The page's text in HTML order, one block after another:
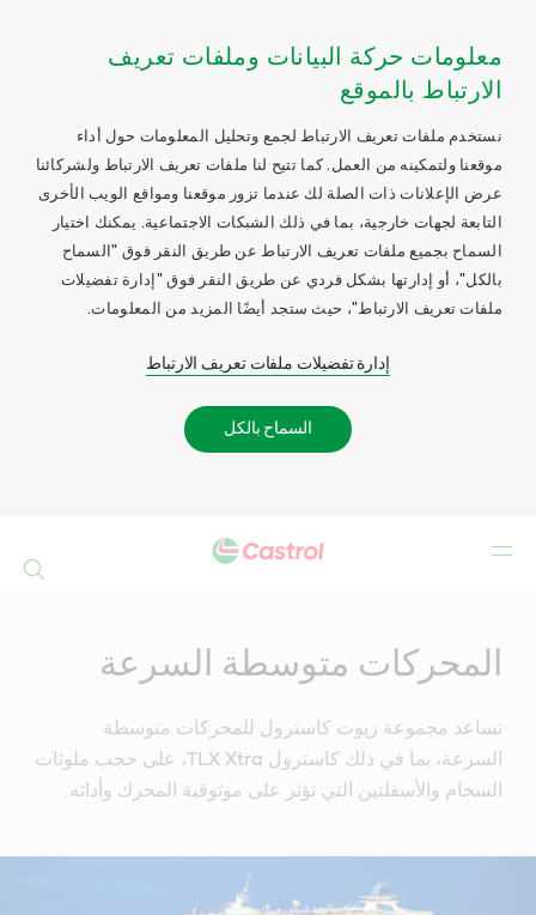
معلومات حركة البيانات وملفات تعريف
الارتباط بالموقع
نستخدم ملفات تعريف الارتباط لجمع وتحليل المعلومات حول أداء
موقعنا ولتمكينه من العمل. كما تتيح لنا ملفات تعريف الارتباط ولشركائنا
عرض الإعلانات ذات الصلة لك عندما تزور موقعنا ومواقع الويب الأخرى
التابعة لجهات خارجية، بما في ذلك الشبكات الاجتماعية. يمكنك اختيار
السماح بجميع ملفات تعريف الارتباط عن طريق النقر فوق "السماح
بالكل"، أو إدارتها بشكل فردي عن طريق النقر فوق "إدارة تفضيلات
ملفات تعريف الارتباط"، حيث ستجد أيضًا المزيد من المعلومات.
إدارة تفضيلات ملفات تعريف الارتباط
السماح بالكل
المحركات متوسطة السرعة
تساعد مجموعة زيوت كاسترول للمحركات متوسطة
السرعة، بما في ذلك كاسترول TLX Xtra، على حجب ملوثات
السخام والأسفلتين التي تؤثر على موثوقية المحرك وأدائه.